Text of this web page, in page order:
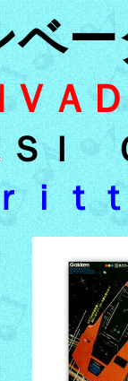
ベ
ＶＡ
ＳＩ
ｉｔ